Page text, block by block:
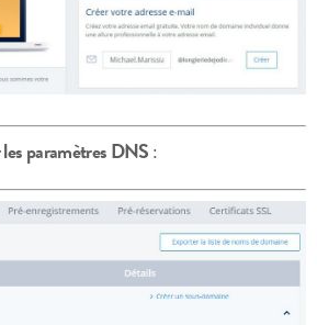
paramètres DNS: